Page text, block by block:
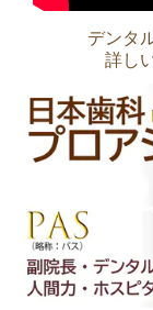
デンタ
詳し